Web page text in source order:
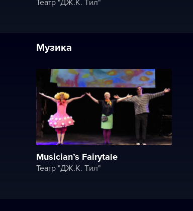
Музика
Musician’s Fairytale
Театр "ДЖ.K. Tил"